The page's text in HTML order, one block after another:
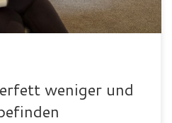
weniger und